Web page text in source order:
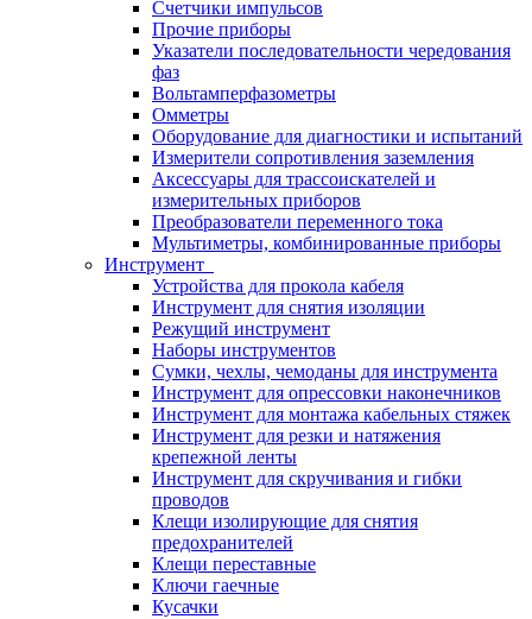
Счетчики импульсов
Прочие приборы
Указатели последовательности чередования
фаз
Вольтамперфазометры
Омметры
Оборудование для диагностики и испытаний
Измерители сопротивления заземления
Аксессуары для трассоискателей и
измерительных приборов
Преобразователи переменного тока
Мультиметры, комбинированные приборы
Инструмент
Устройства для прокола кабеля
Инструмент для снятия изоляции
Режущий инструмент
Наборы инструментов
Сумки, чехлы, чемоданы для инструмента
Инструмент для опрессовки наконечников
Инструмент для монтажа кабельных стяжек
Инструмент для резки и натяжения
крепежной ленты
Инструмент для скручивания и гибки
проводов
Клещи изолирующие для снятия
предохранителей
Клещи переставные
Ключи гаечные
Кусачки